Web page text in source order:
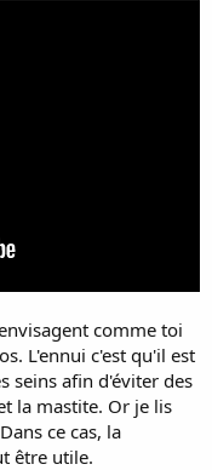
comme toi
L'ennui c'est qu'il est
seins afin d'éviter des
la mastite. Or je lis
ce cas, la
être utile.